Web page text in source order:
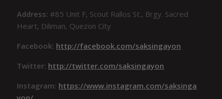
Address:#85 Unit F, Scout Rallos St., Brgy. Sacred
Heart, Diliman, Quezon City
Facebook: http://facebook.com/saksingayon
Twitter: http://twitter.com/saksingayon
Instagram: https://www.instagram.com/saksinga